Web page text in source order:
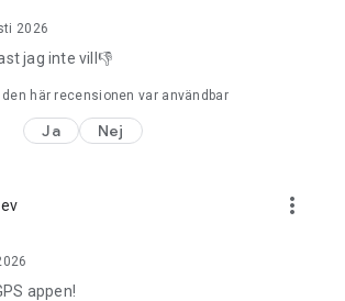
2026
jag inte vill👎
här recensionen var användbar
Ja Nej
more_vert
appen!